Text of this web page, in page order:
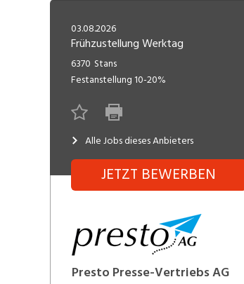
Freelance
Lehrstelle
Engineering, Technik, Architektur
Gastronomie, Hotellerie,
Tourismus, Lebensmittel
Informatik, Telekommunikation
Marketing, Kommunikation,
Medien, Druck
Sicherheit, Rettung, Polizei, Zoll
03.08.2026
Frühzustellung Werktag
6370 Stans
Festanstellung 10-20%
Alle Jobs dieses Anbieters
JETZT BEWERBEN
Presto Presse-Vertriebs AG